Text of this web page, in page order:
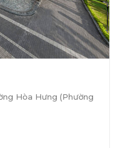
Hòa Hưng (Phường